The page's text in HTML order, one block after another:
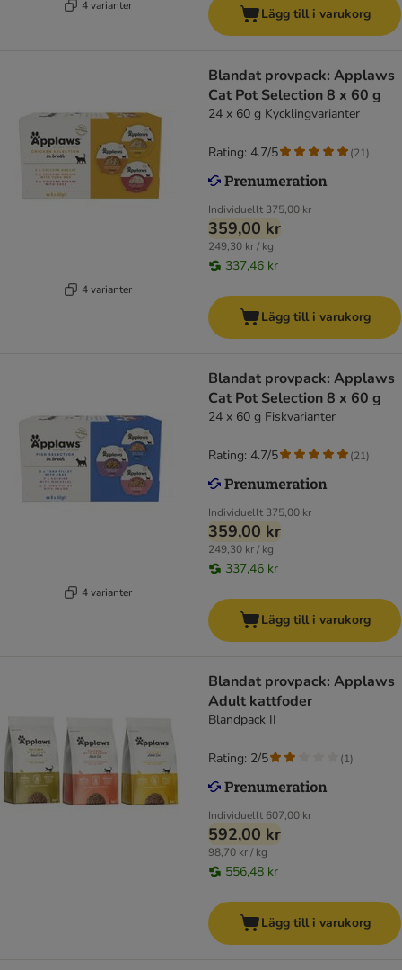
4 varianter
Lägg till i varukorg
4 varianter
Blandat provpack: Applaws
Cat Pot Selection 8 x 60 g
24 x 60 g Kycklingvarianter
Individuellt 375,00 kr
359,00 kr
249,30 kr / kg
337,46 kr
Rating: 4.7/5 (21)
Lägg till i varukorg
4 varianter
Blandat provpack: Applaws
Cat Pot Selection 8 x 60 g
24 x 60 g Fiskvarianter
Individuellt 375,00 kr
359,00 kr
249,30 kr / kg
337,46 kr
Rating: 4.7/5 (21)
Lägg till i varukorg
Blandat provpack: Applaws
Adult kattfoder
Blandpack II
Individuellt 607,00 kr
592,00 kr
98,70 kr / kg
556,48 kr
Rating: 2/5 (1)
Lägg till i varukorg